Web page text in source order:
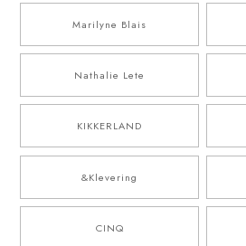
Marilyne Blais
Nathalie Lete
KIKKERLAND
&Klevering
CINQ